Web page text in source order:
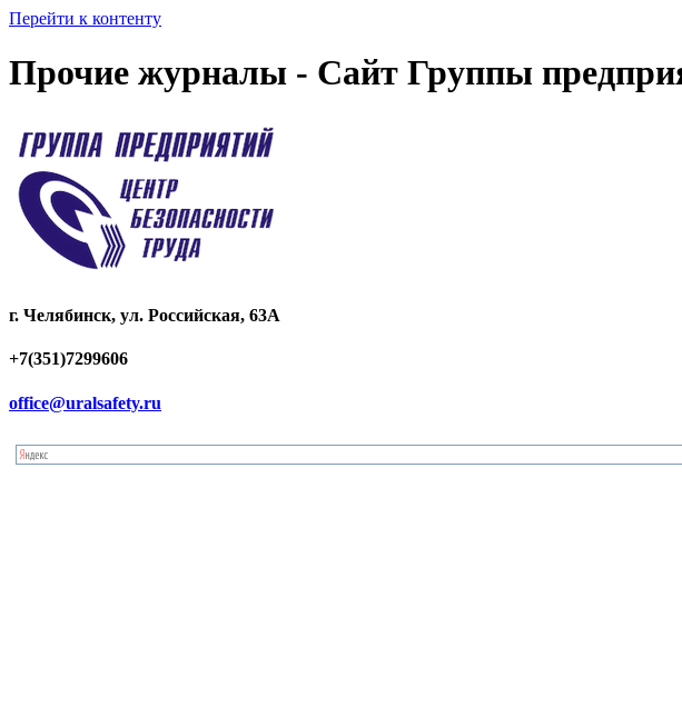
Перейти к контенту
Прочие журналы - Сайт Группы
г. Челябинск, ул. Российская, 63А
+7(351)7299606
office@uralsafety.ru